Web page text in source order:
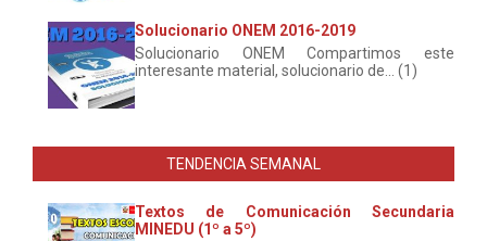
Solucionario ONEM 2016-2019
Solucionario ONEM Compartimos este
interesante material, solucionario de... (1)
TENDENCIA SEMANAL
Textos de Comunicación Secundaria
MINEDU (1º a 5º)